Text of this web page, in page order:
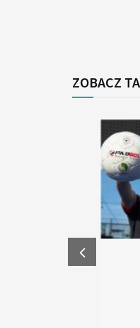
ZOBACZ